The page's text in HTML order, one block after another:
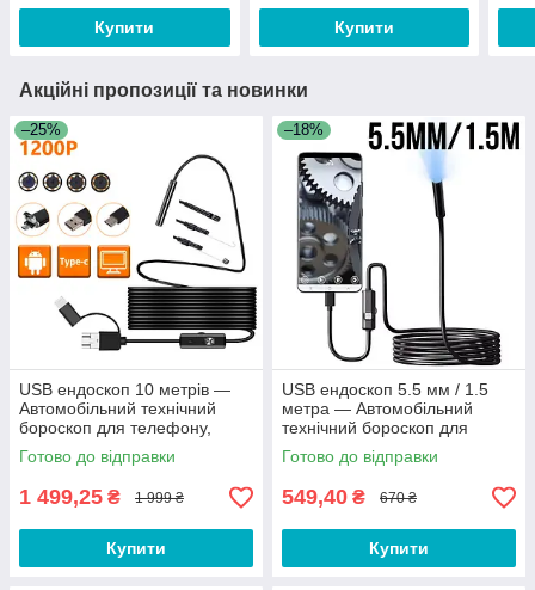
Купити Купити
Акційні пропозиції та новинки
–25%
USB ендоскоп 10 метрів —
Автомобільний технічний
бороскоп для телефону,
смартфона
Готово до відправки
1 499,25 ₴ 1 999 ₴
Купити
–18%
USB ендоскоп 5.5 мм / 1.5
метра — Автомобільний
технічний бороскоп для
телефону, смартфона
Готово до відправки
549,40 ₴ 670 ₴
Купити